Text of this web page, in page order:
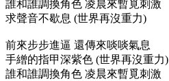
誰和誰調換角色 凌晨來暫覓刺激
求聲音不歇息 (世界再沒重力)
前來步步進逼 還傳來啖啖氣息
手繒的指甲深紫色 (世界再沒重力)
誰和誰調換角色 凌晨來暫覓刺激